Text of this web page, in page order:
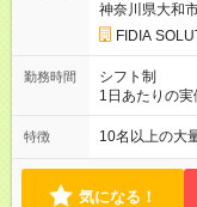
神奈川県大和
FIDIA
勤務時間
シフト制
1日あたりの
16:00 (2)8:00
(5)22:00～
特徴 10名以上の大
気になる！